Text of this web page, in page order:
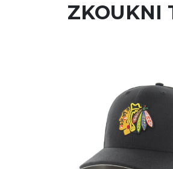
ZKOUKNI